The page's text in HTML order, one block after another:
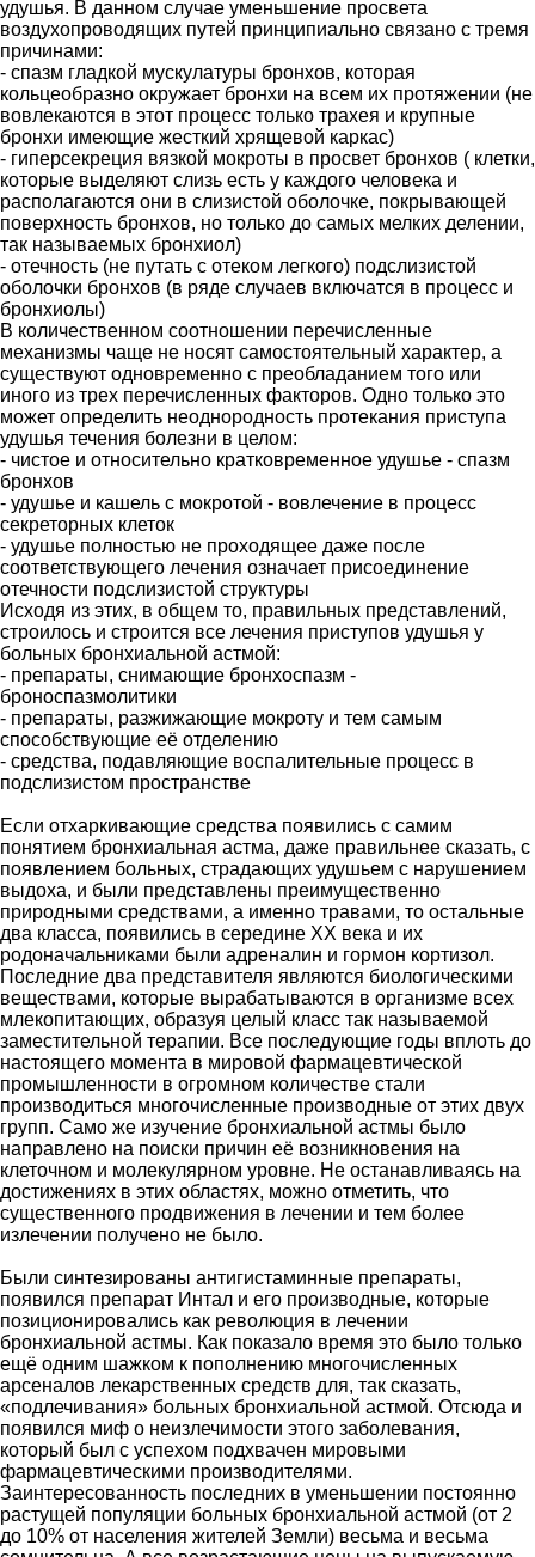
удушья. В данном случае уменьшение просвета
воздухопроводящих путей принципиально связано с тремя
причинами:
- спазм гладкой мускулатуры бронхов, которая
кольцеобразно окружает бронхи на всем их протяжении (не
вовлекаются в этот процесс только трахея и крупные
бронхи имеющие жесткий хрящевой каркас)
- гиперсекреция вязкой мокроты в просвет бронхов ( клетки,
которые выделяют слизь есть у каждого человека и
располагаются они в слизистой оболочке, покрывающей
поверхность бронхов, но только до самых мелких делении,
так называемых бронхиол)
- отечность (не путать с отеком легкого) подслизистой
оболочки бронхов (в ряде случаев включатся в процесс и
бронхиолы)
В количественном соотношении перечисленные
механизмы чаще не носят самостоятельный характер, а
существуют одновременно с преобладанием того или
иного из трех перечисленных факторов. Одно только это
может определить неоднородность протекания приступа
удушья течения болезни в целом:
- чистое и относительно кратковременное удушье - спазм
бронхов
- удушье и кашель с мокротой - вовлечение в процесс
секреторных клеток
- удушье полностью не проходящее даже после
соответствующего лечения означает присоединение
отечности подслизистой структуры
Исходя из этих, в общем то, правильных представлений,
строилось и строится все лечения приступов удушья у
больных бронхиальной астмой:
- препараты, снимающие бронхоспазм -
броноспазмолитики
- препараты, разжижающие мокроту и тем самым
способствующие её отделению
- средства, подавляющие воспалительные процесс в
подслизистом пространстве
Если отхаркивающие средства появились с самим
понятием бронхиальная астма, даже правильнее сказать, с
появлением больных, страдающих удушьем с нарушением
выдоха, и были представлены преимущественно
природными средствами, а именно травами, то остальные
два класса, появились в середине ХХ века и их
родоначальниками были адреналин и гормон кортизол.
Последние два представителя являются биологическими
веществами, которые вырабатываются в организме всех
млекопитающих, образуя целый класс так называемой
заместительной терапии. Все последующие годы вплоть до
настоящего момента в мировой фармацевтической
промышленности в огромном количестве стали
производиться многочисленные производные от этих двух
групп. Само же изучение бронхиальной астмы было
направлено на поиски причин её возникновения на
клеточном и молекулярном уровне. Не останавливаясь на
достижениях в этих областях, можно отметить, что
существенного продвижения в лечении и тем более
излечении получено не было.
Были синтезированы антигистаминные препараты,
появился препарат Интал и его производные, которые
позиционировались как революция в лечении
бронхиальной астмы. Как показало время это было только
ещё одним шажком к пополнению многочисленных
арсеналов лекарственных средств для, так сказать,
«подлечивания» больных бронхиальной астмой. Отсюда и
появился миф о неизлечимости этого заболевания,
который был с успехом подхвачен мировыми
фармацевтическими производителями.
Заинтересованность последних в уменьшении постоянно
растущей популяции больных бронхиальной астмой (от 2
до 10% от населения жителей Земли) весьма и весьма